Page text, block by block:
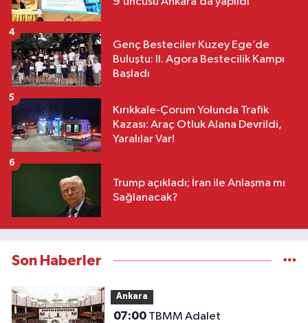
Genç Besteciler Kuzey Ege’de
Buluştu: II. Agora Bestecilik Kampı
Başladı
4
Kırıkkale-Çorum Yolunda Trafik
Kazası: Araç Otluk Alana Devrildi,
Yaralılar Var!
5
Trump açıkladı; İran ile Anlaşma mı
Sağlanacak?
6
Son Haberler
Ankara
07:00TBMM Adalet